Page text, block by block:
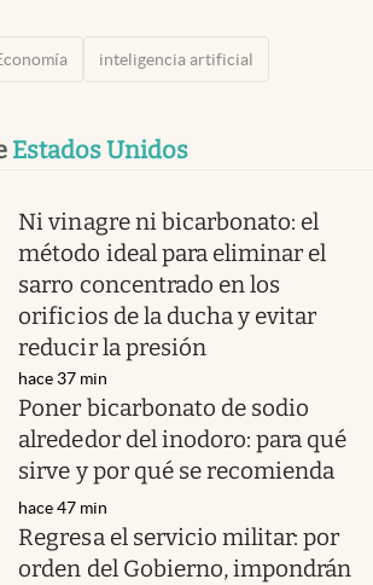
inteligencia artificial
Estados Unidos
Ni vinagre ni bicarbonato: el
método ideal para eliminar el
sarro concentrado en los
orificios de la ducha y evitar
reducir la presión
hace 37 min
Poner bicarbonato de sodio
alrededor del inodoro: para qué
sirve y por qué se recomienda
hace 47 min
Regresa el servicio militar: por
orden del Gobierno, impondrán